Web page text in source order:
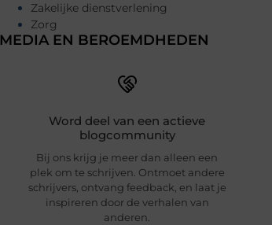
Zakelijke dienstverlening
Zorg
MEDIA EN BEROEMDHEDEN
Word deel van een actieve
blogcommunity
Bij ons krijg je meer dan alleen een
plek om te schrijven. Ontmoet andere
schrijvers, ontvang feedback, en laat je
inspireren door de verhalen van
anderen.